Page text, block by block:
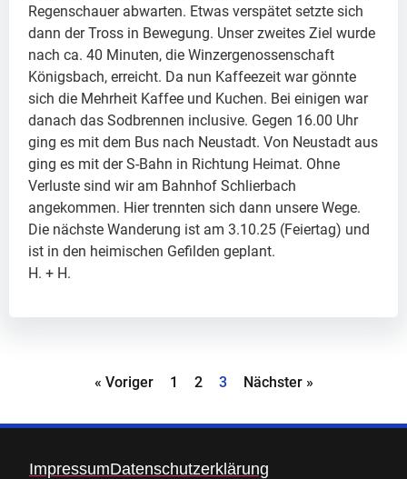
Regenschauer abwarten. Etwas verspätet setzte sich
dann der Tross in Bewegung. Unser zweites Ziel wurde
nach ca. 40 Minuten, die Winzergenossenschaft
Königsbach, erreicht. Da nun Kaffeezeit war gönnte
sich die Mehrheit Kaffee und Kuchen. Bei einigen war
danach das Sodbrennen inclusive. Gegen 16.00 Uhr
ging es mit dem Bus nach Neustadt. Von Neustadt aus
ging es mit der S-Bahn in Richtung Heimat. Ohne
Verluste sind wir am Bahnhof Schlierbach
angekommen. Hier trennten sich dann unsere Wege.
Die nächste Wanderung ist am 3.10.25 (Feiertag) und
ist in den heimischen Gefilden geplant.
H. + H.
« Voriger 1 2 3 Nächster »
ImpressumDatenschutzerklärung